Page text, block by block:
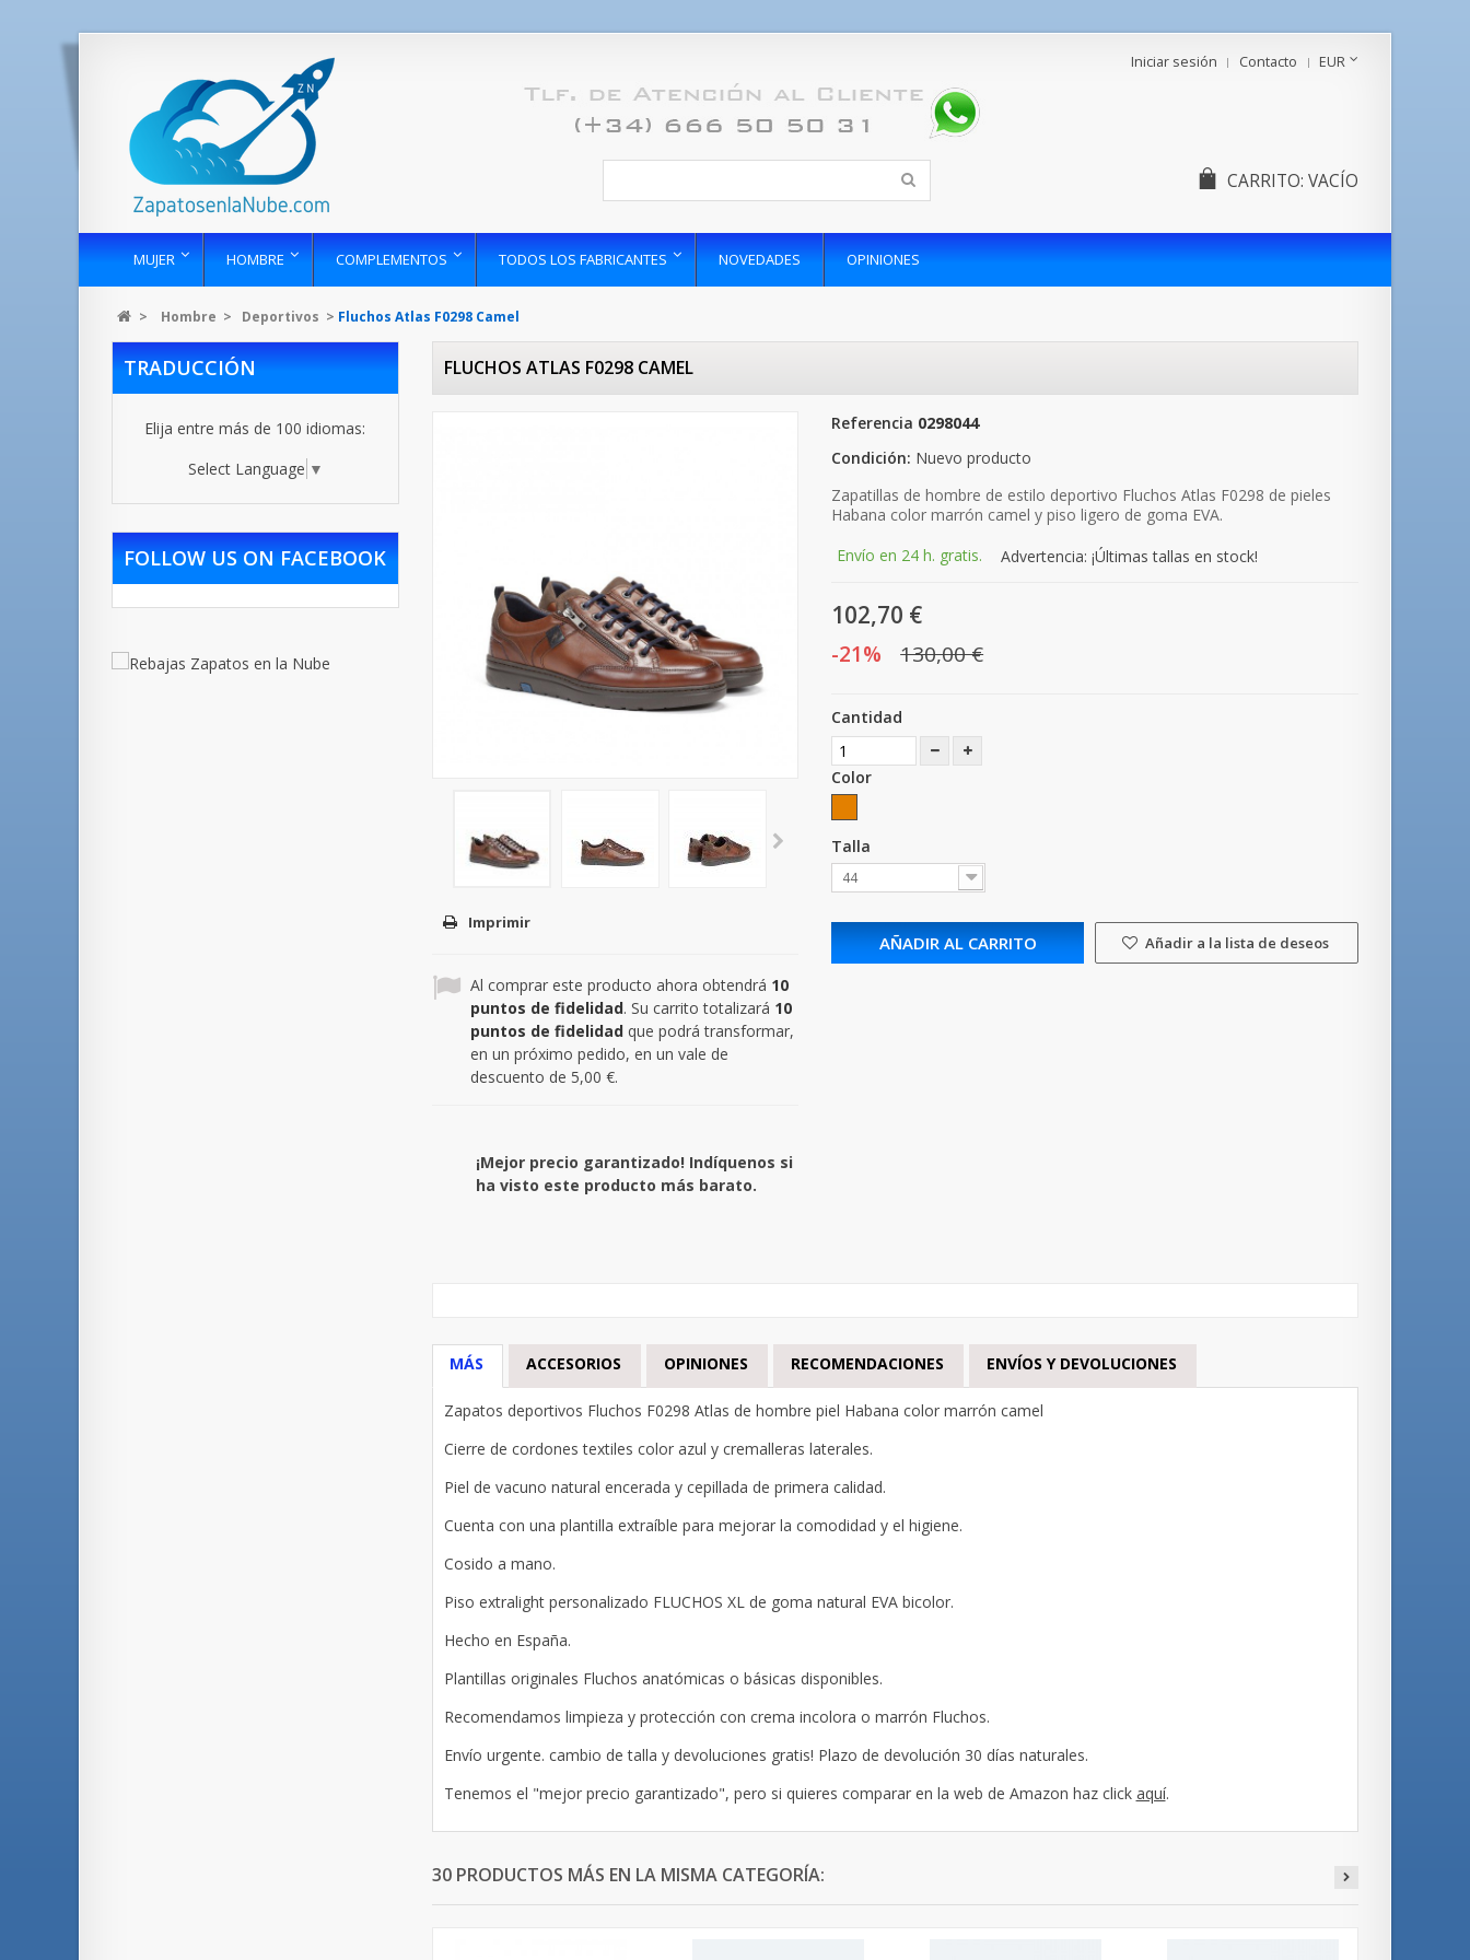
EUR
Contacto
Iniciar sesión
CARRITO: VACÍO
MUJER HOMBRE COMPLEMENTOS TODOS LOS FABRICANTES NOVEDADES OPINIONES
> Hombre > Deportivos > Fluchos Atlas F0298 Camel
TRADUCCIÓN
Elija entre más de 100 idiomas:
Select Language ▼
FOLLOW US ON FACEBOOK
FLUCHOS ATLAS F0298 CAMEL
Imprimir
Al comprar este producto ahora obtendrá 10
puntos de fidelidad. Su carrito totalizará 10
puntos de fidelidadque podrá transformar,
en un próximo pedido, en un vale de
descuento de 5,00 €.
¡Mejor precio garantizado! Indíquenos si
ha visto este producto más barato.
Referencia 0298044
Condición: Nuevo producto
Zapatillas de hombre de estilo deportivo Fluchos Atlas F0298 de pieles
Habana color marrón camel y piso ligero de goma EVA.
Envío en 24 h. gratis.
Advertencia: ¡Últimas tallas en stock!
102,70 €
-21% 130,00 €
Cantidad
Color
Talla
44
AÑADIR AL CARRITO Añadir a la lista de deseos
MÁS ACCESORIOS OPINIONES RECOMENDACIONES ENVÍOS Y DEVOLUCIONES
Zapatos deportivos Fluchos F0298 Atlas de hombre piel Habana color marrón camel
Cierre de cordones textiles color azul y cremalleras laterales.
Piel de vacuno natural encerada y cepillada de primera calidad.
Cuenta con una plantilla extraíble para mejorar la comodidad y el higiene.
Cosido a mano.
Piso extralight personalizado FLUCHOS XL de goma natural EVA bicolor.
Hecho en España.
Plantillas originales Fluchos anatómicas o básicas disponibles.
Recomendamos limpieza y protección con crema incolora o marrón Fluchos.
Envío urgente. cambio de talla y devoluciones gratis! Plazo de devolución 30 días naturales.
Tenemos el "mejor precio garantizado", pero si quieres comparar en la web de Amazon haz click aquí.
30 PRODUCTOS MÁS EN LA MISMA CATEGORÍA: